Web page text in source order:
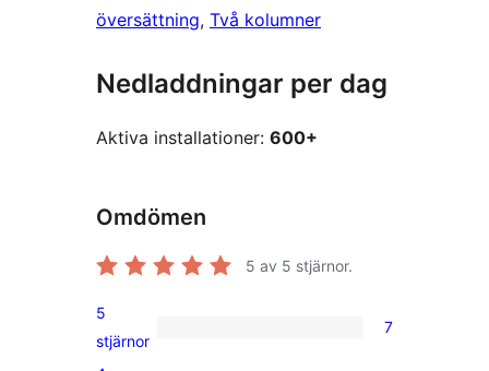
översättning, Två kolumner
Nedladdningar per dag
Aktiva installationer: 600+
Omdömen
5 av 5 stjärnor.
7
5
stjärnor
7